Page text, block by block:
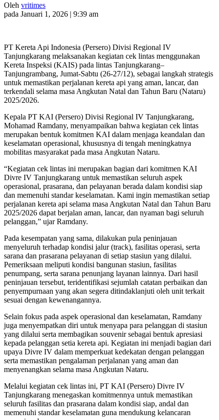
Oleh vritimes
pada Januari 1, 2026 | 9:39 am
PT Kereta Api Indonesia (Persero) Divisi Regional IV
Tanjungkarang melaksanakan kegiatan cek lintas menggunakan
Kereta Inspeksi (KAIS) pada lintas Tanjungkarang–
Tanjungrambang, Jumat-Sabtu (26-27/12), sebagai langkah strategis
untuk memastikan perjalanan kereta api yang aman, lancar, dan
terkendali selama masa Angkutan Natal dan Tahun Baru (Nataru)
2025/2026.
Kepala PT KAI (Persero) Divisi Regional IV Tanjungkarang,
Mohamad Ramdany, menyampaikan bahwa kegiatan cek lintas
merupakan bentuk komitmen KAI dalam menjaga keandalan dan
keselamatan operasional, khususnya di tengah meningkatnya
mobilitas masyarakat pada masa Angkutan Nataru.
“Kegiatan cek lintas ini merupakan bagian dari komitmen KAI
Divre IV Tanjungkarang untuk memastikan seluruh aspek
operasional, prasarana, dan pelayanan berada dalam kondisi siap
dan memenuhi standar keselamatan. Kami ingin memastikan setiap
perjalanan kereta api selama masa Angkutan Natal dan Tahun Baru
2025/2026 dapat berjalan aman, lancar, dan nyaman bagi seluruh
pelanggan,” ujar Ramdany.
Pada kesempatan yang sama, dilakukan pula peninjauan
menyeluruh terhadap kondisi jalur (track), fasilitas operasi, serta
sarana dan prasarana pelayanan di setiap stasiun yang dilalui.
Pemeriksaan meliputi kondisi bangunan stasiun, fasilitas
penumpang, serta sarana penunjang layanan lainnya. Dari hasil
peninjauan tersebut, teridentifikasi sejumlah catatan perbaikan dan
penyempurnaan yang akan segera ditindaklanjuti oleh unit terkait
sesuai dengan kewenangannya.
Selain fokus pada aspek operasional dan keselamatan, Ramdany
juga menyempatkan diri untuk menyapa para pelanggan di stasiun
yang dilalui serta membagikan souvenir sebagai bentuk apresiasi
kepada pelanggan setia kereta api. Kegiatan ini menjadi bagian dari
upaya Divre IV dalam memperkuat kedekatan dengan pelanggan
serta memastikan pengalaman perjalanan yang aman dan
menyenangkan selama masa Angkutan Nataru.
Melalui kegiatan cek lintas ini, PT KAI (Persero) Divre IV
Tanjungkarang menegaskan komitmennya untuk memastikan
seluruh fasilitas dan prasarana dalam kondisi siap, andal dan
memenuhi standar keselamatan guna mendukung kelancaran